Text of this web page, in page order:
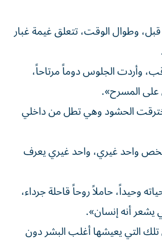
وطوال الوقت، تتعلق غيمة غبار
وأردت الجلوس دوماً مرتاحاً،
على المسرح».
الحشود وهي تطل من داخلي
واحد غيري، واحد غيري يعرف
وحيداً، حاملاً روحاً قاحلة جرداء،
أنه إنسان».
التي يعيشها أغلب البشر دون